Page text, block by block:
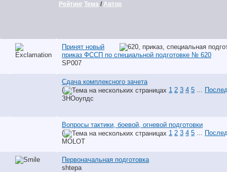
Рейтинг Тема / Автор
Принят новый
приказ ФССП по специальной подготовке № 620
SP007
Сдача комплексного зачета
(
1 2 3 4 5 ...
ЗНОоупдс
Вопросы тактики, боевой, огневой подготовки
(
1 2 3 4 5 ...
MOLOT
Первоначальная подготовка
shtepa